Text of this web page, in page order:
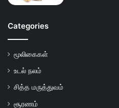
Categories
மூலிகைகள்
உடல் நலம்
சித்த மருத்துவம்
சூரணம்